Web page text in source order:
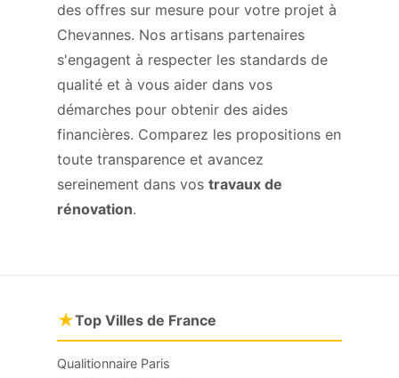
des offres sur mesure pour votre projet à
Chevannes. Nos artisans partenaires
s'engagent à respecter les standards de
qualité et à vous aider dans vos
démarches pour obtenir des aides
financières. Comparez les propositions en
toute transparence et avancez
sereinement dans vos travaux de
rénovation.
★Top Villes de France
Qualitionnaire Paris